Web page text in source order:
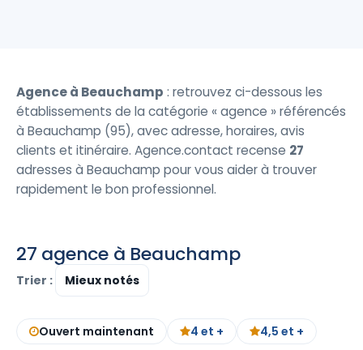
Agence à Beauchamp : retrouvez ci-dessous les
établissements de la catégorie « agence » référencés
à Beauchamp (95), avec adresse, horaires, avis
clients et itinéraire. Agence.contact recense 27
adresses à Beauchamp pour vous aider à trouver
rapidement le bon professionnel.
27 agence à Beauchamp
Trier :
Ouvert maintenant 4 et + 4,5 et +